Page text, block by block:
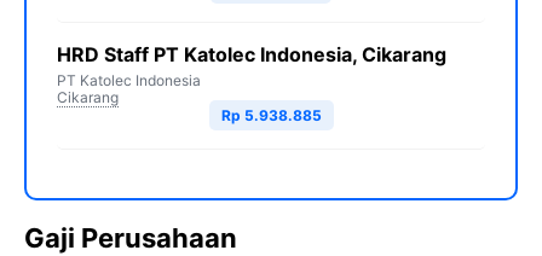
HRD Staff PT Katolec Indonesia, Cikarang
PT Katolec Indonesia
Cikarang
Rp 5.938.885
Gaji Perusahaan